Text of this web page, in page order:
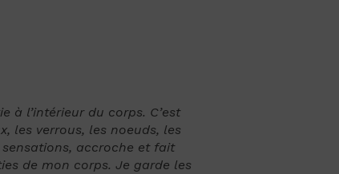
l’intérieur du corps. C’est
les verrous, les noeuds, les
sensations, accroche et fait
de mon corps. Je garde les